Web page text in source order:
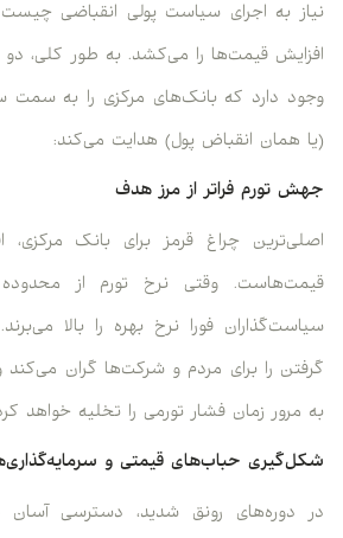
نیاز به اجرای سیاست پولی انقباضی چیست
افزایش قیمت‌ها را می‌کشد. به طور کلی،
وجود دارد که بانک‌های مرکزی را به
(یا همان انقباض پول) هدایت می‌کند:
جهش تورم فراتر از مرز هدف
اصلی‌ترین چراغ قرمز برای بانک
قیمت‌هاست. وقتی نرخ تورم از محدوده
سیاست‌گذاران فورا نرخ بهره را بالا
گرفتن را برای مردم و شرکت‌ها گران
به مرور زمان فشار تورمی را تخلیه خواهد
شکل‌گیری حباب‌های قیمتی و
در دوره‌های رونق شدید، دسترسی آسان